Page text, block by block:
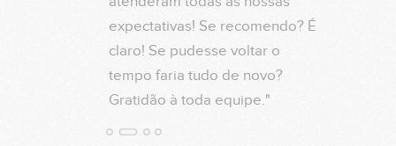
expectativas! Se recomendo? É
claro! Se pudesse voltar o
tempo faria tudo de novo?
Gratidão à toda equipe."